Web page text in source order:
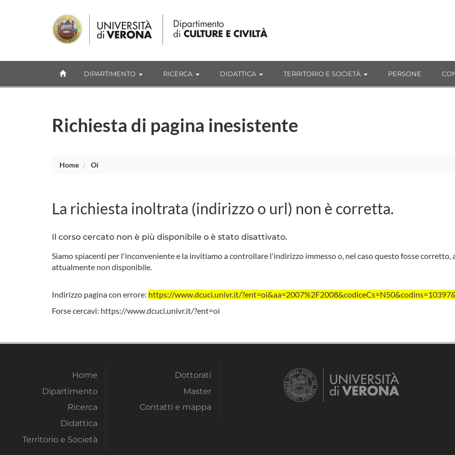
DIPARTIMENTO RICERCA DIDATTICA TERRITORIO E SOCIETÀ PERSONE
Richiesta di pagina inesistente
Home Oi
La richiesta inoltrata (indirizzo o url) non è corretta.
Il corso cercato non è più disponibile o è stato disattivato.
Siamo spiacenti per l'inconveniente e la invitiamo a controllare l'indirizzo immesso o, nel caso questo fosse
attualmente non disponibile.
Indirizzo pagina con errore: https://www.dcuci.univr.it/
Forse cercavi: https://www.dcuci.univr.it/?ent=oi
Home
Dipartimento
Ricerca
Didattica
Territorio e Società
Dottorati
Master
Contatti e mappa